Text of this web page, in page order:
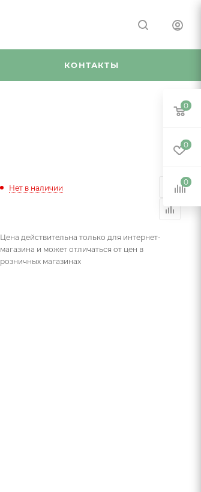
КОНТАКТЫ
Нет в наличии
Цена действительна только для интернет-
магазина и может отличаться от цен в
розничных магазинах
0
0
0